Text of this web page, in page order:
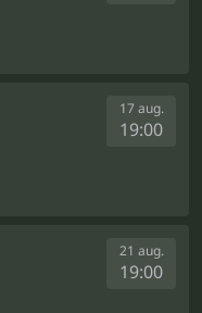
17 aug.
19:00
21 aug.
19:00